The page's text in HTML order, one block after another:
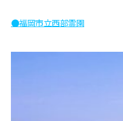
●福岡市立西部霊園